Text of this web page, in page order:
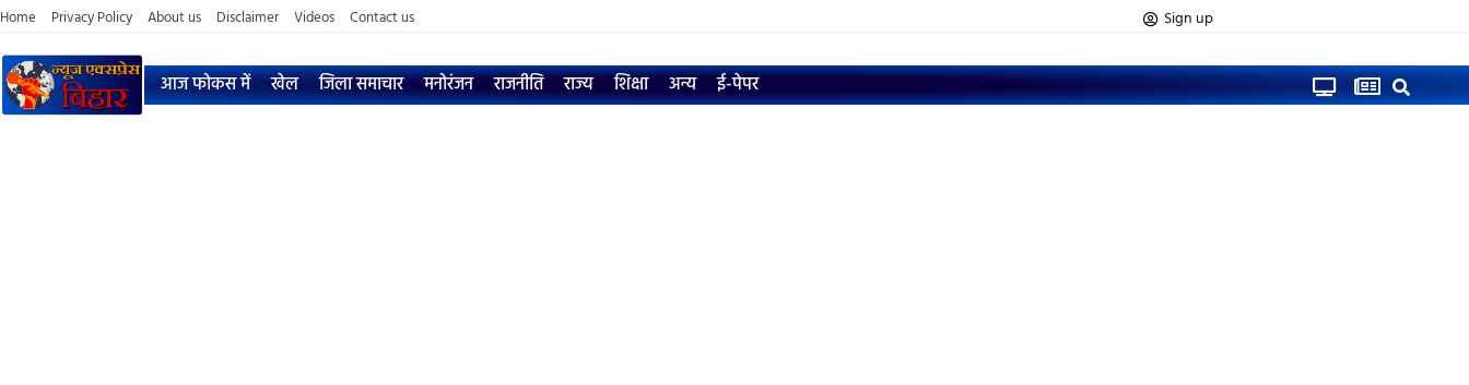
Home Privacy Policy About us Disclaimer Videos Contact us Sign up
आज फोकस में खेल जिला समाचार मनोरंजन राजनीति राज्य शिक्षा अन्य ई-पेपर